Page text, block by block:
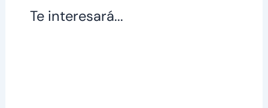
Te interesará...